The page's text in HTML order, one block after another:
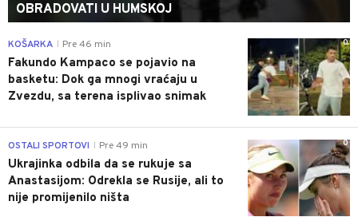
OBRADOVATI U HUMSKOJ
0
KOŠARKA Pre 46 min
Fakundo Kampaco se pojavio na
basketu: Dok ga mnogi vraćaju u
Zvezdu, sa terena isplivao snimak
0
OSTALI SPORTOVI Pre 49 min
Ukrajinka odbila da se rukuje sa
Anastasijom: Odrekla se Rusije, ali to
nije promijenilo ništa